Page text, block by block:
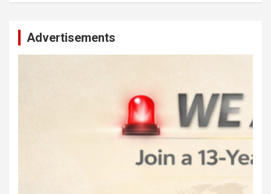
Advertisements